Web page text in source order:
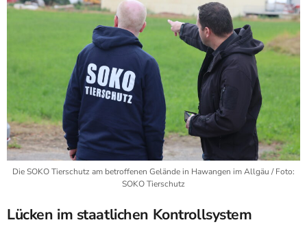
Die SOKO Tierschutz am betroffenen Gelände in Hawangen im Allgäu / Foto:
SOKO Tierschutz
Lücken im staatlichen Kontrollsystem